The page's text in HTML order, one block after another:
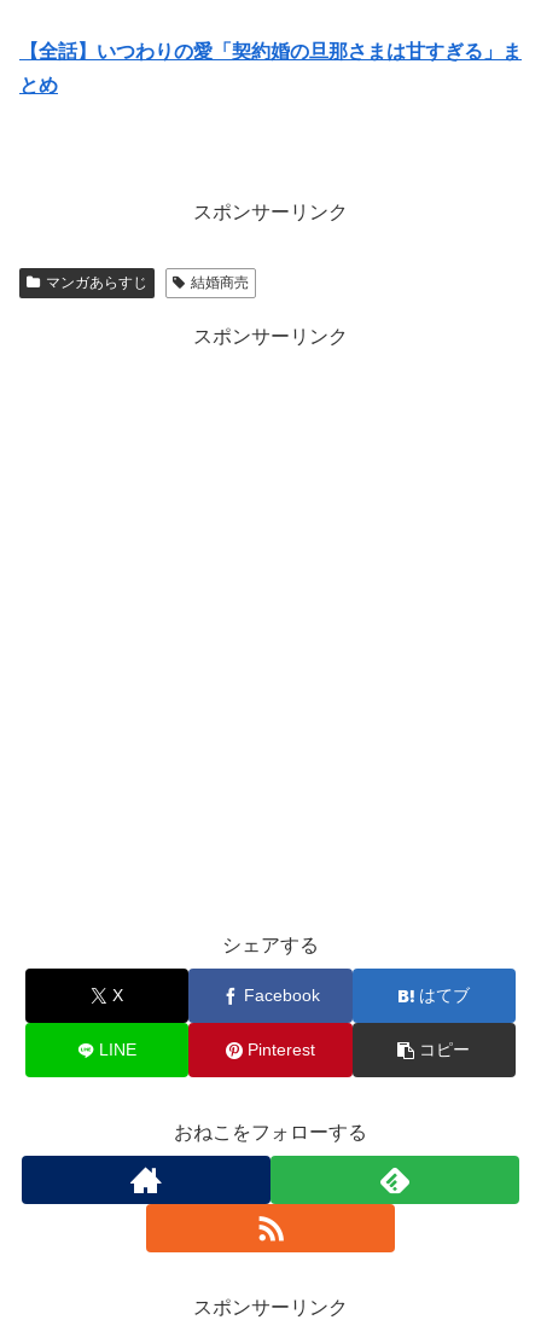
【全話】いつわりの愛「契約婚の旦那さまは甘すぎる」ま
とめ
スポンサーリンク
マンガあらすじ 結婚商売
スポンサーリンク
シェアする
X Facebook はてブ
LINE Pinterest コピー
おねこをフォローする
スポンサーリンク